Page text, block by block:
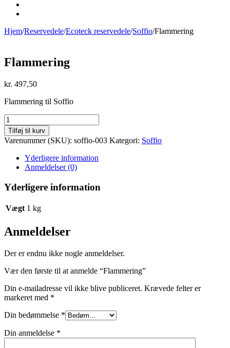
Hjem/Reservedele/Ecoteck reservedele/Soffio/Flammering
Flammering
kr. 497,50
Flammering til Soffio
Flammering
antal
Tilføj til kurv
Varenummer (SKU): soffio-003 Kategori: Soffio
Yderligere information
Anmeldelser (0)
Yderligere information
Vægt 1 kg
Anmeldelser
Der er endnu ikke nogle anmeldelser.
Vær den første til at anmelde “Flammering”
Din e-mailadresse vil ikke blive publiceret. Krævede felter er
markeret med *
Din bedømmelse *
Din anmeldelse *